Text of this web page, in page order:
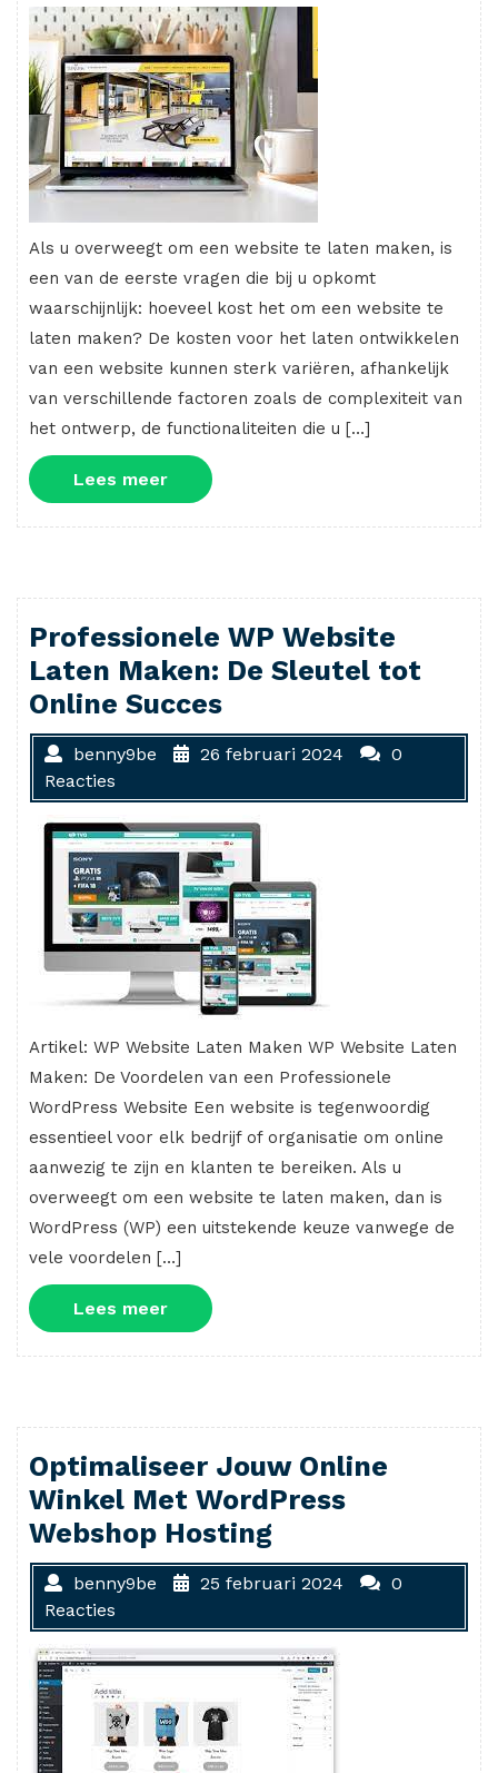
Als u overweegt om een website te laten maken, is
een van de eerste vragen die bij u opkomt
waarschijnlijk: hoeveel kost het om een website te
laten maken? De kosten voor het laten ontwikkelen
van een website kunnen sterk variëren, afhankelijk
van verschillende factoren zoals de complexiteit van
het ontwerp, de functionaliteiten die u […]
Lees meerLees
meer
Professionele WP Website
Laten Maken: De Sleutel tot
Online Succes
benny9be 26 februari 2024
0
Reacties
Artikel: WP Website Laten Maken WP Website Laten
Maken: De Voordelen van een Professionele
WordPress Website Een website is tegenwoordig
essentieel voor elk bedrijf of organisatie om online
aanwezig te zijn en klanten te bereiken. Als u
overweegt om een website te laten maken, dan is
WordPress (WP) een uitstekende keuze vanwege de
vele voordelen […]
Lees meerLees
meer
Optimaliseer Jouw Online
Winkel Met WordPress
Webshop Hosting
benny9be 25 februari 2024
0
Reacties